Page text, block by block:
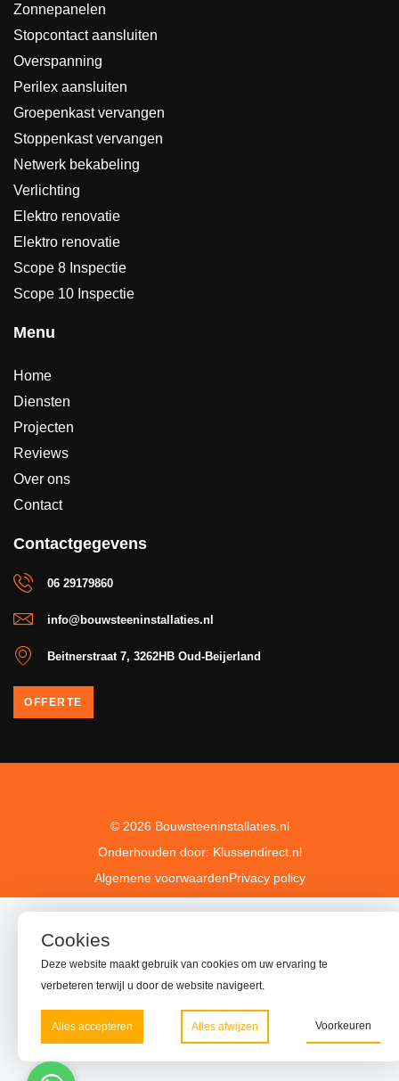
Zonnepanelen
Stopcontact aansluiten
Overspanning
Perilex aansluiten
Groepenkast vervangen
Stoppenkast vervangen
Netwerk bekabeling
Verlichting
Elektro renovatie
Elektro renovatie
Scope 8 Inspectie
Scope 10 Inspectie
Menu
Home
Diensten
Projecten
Reviews
Over ons
Contact
Contactgegevens
06 29179860
info@bouwsteeninstallaties.nl
Beitnerstraat 7, 3262HB Oud-Beijerland
OFFERTE
© 2026 Bouwsteeninstallaties.nl
Onderhouden door: Klussendirect.nl
Algemene voorwaardenPrivacy policy
Cookies
Deze website maakt gebruik van cookies om uw ervaring te
verbeteren terwijl u door de website navigeert.
Alles accepteren Alles afwijzen Voorkeuren